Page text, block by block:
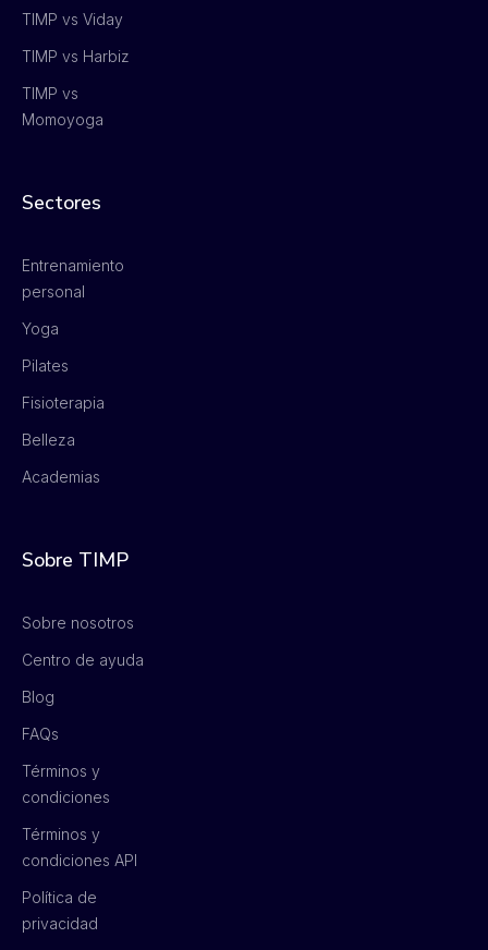
TIMP vs Viday
TIMP vs Harbiz
TIMP vs
Momoyoga
Sectores
Entrenamiento
personal
Yoga
Pilates
Fisioterapia
Belleza
Academias
Sobre TIMP
Sobre nosotros
Centro de ayuda
Blog
FAQs
Términos y
condiciones
Términos y
condiciones API
Política de
privacidad